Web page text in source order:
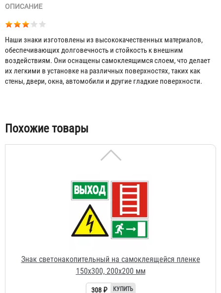
ОПИСАНИЕ
Наши знаки изготовлены из высококачественных материалов,
обеспечивающих долговечность и стойкость к внешним
воздействиям. Они оснащены самоклеящимся слоем, что делает
их легкими в установке на различных поверхностях, таких как
стены, двери, окна, автомобили и другие гладкие поверхности.
Табы
Похожие товары
Знак на пленке малый (25х50, 30х20, 75х40 мм)
11 ₽
Знак светонакопительный на самоклеящейся пленке
150х300, 200х200 мм
308 ₽